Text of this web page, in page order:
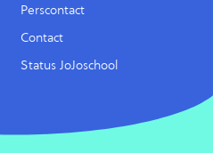
Perscontact
Contact
Status JoJoschool